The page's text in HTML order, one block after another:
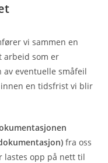
vi sammen en
arbeid som er
eventuelle småfeil
innen en tidsfrist vi blir
fra oss
lastes opp på nett til